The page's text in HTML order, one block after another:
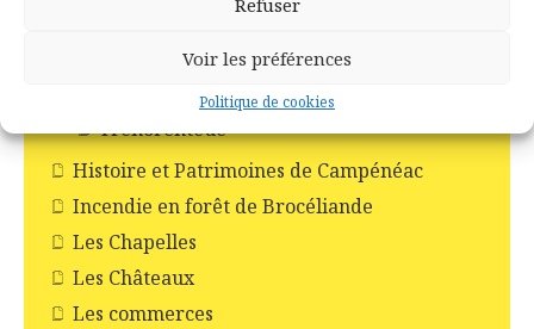
Voir les préférences
Politique de cookies
Saint-Malo-de-Beignon
Tréhorenteuc
Histoire et Patrimoines de Campénéac
Incendie en forêt de Brocéliande
Les Chapelles
Les Châteaux
Les commerces